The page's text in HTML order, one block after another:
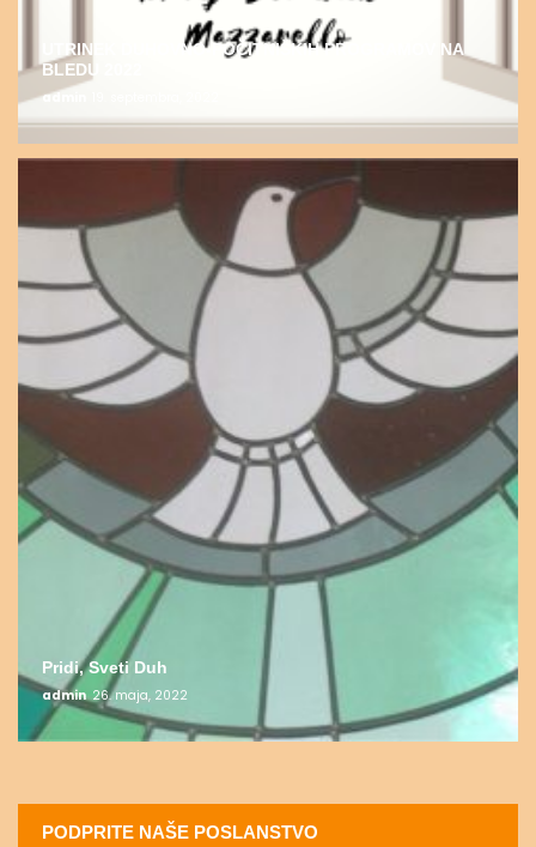
UTRINEK DUHOVNO-POČITNIŠKIH PROGRAMOV NA
BLEDU 2022
admin
Pridi, Sveti Duh
admin 26. maja, 2022
PODPRITE NAŠE POSLANSTVO